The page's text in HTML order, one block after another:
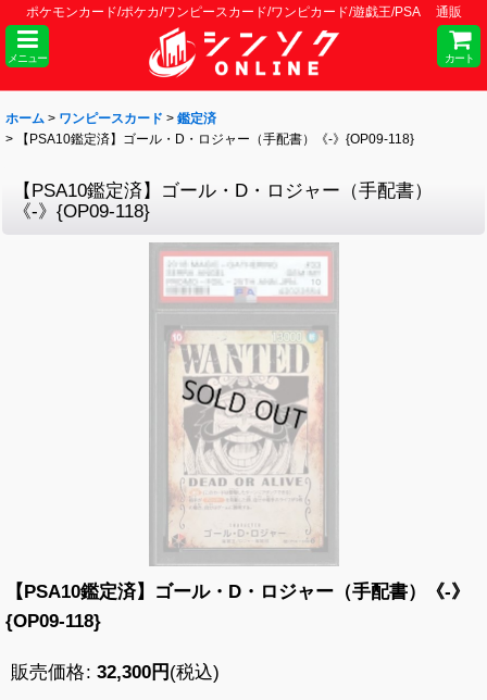
ポケモンカード/ポケカ/ワンピースカード/ワンピカード/遊戯王/PSA 通販
メニュー カート
ホーム > ワンピースカード > 鑑定済
>
【PSA10鑑定済】ゴール・D・ロジャー（手配書）《-》{OP09-118}
【PSA10鑑定済】ゴール・D・ロジャー（手配書）
《-》{OP09-118}
【PSA10鑑定済】ゴール・D・ロジャー（手配書）《-》
{OP09-118}
販売価格: 32,300円 (税込)